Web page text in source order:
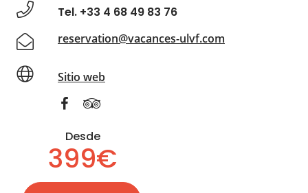
Tel. +33 4 68 49 83 76
reservation@vacances-ulvf.com
Sitio web
Desde
399€